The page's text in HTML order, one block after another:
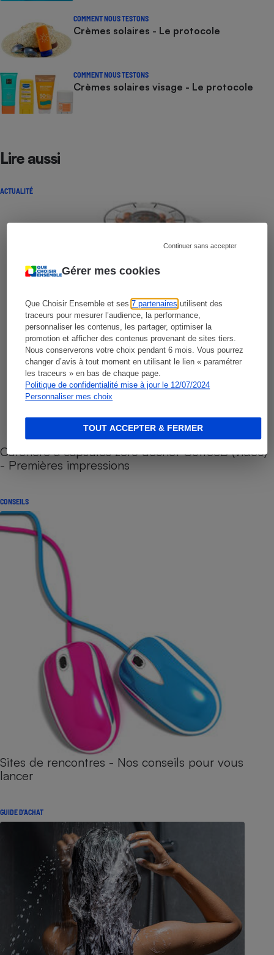
Gérer mes cookies
Que Choisir Ensemble et ses7 partenaires utilisent des
traceurs pour mesurer l’audience, la performance,
personnaliser les contenus, les partager, optimiser la
promotion et afficher des contenus provenant de sites tiers.
Nous conserverons votre choix pendant 6 mois. Vous pourrez
changer d’avis à tout moment en utilisant le lien « paramétrer
les traceurs » en bas de chaque page.
Politique de confidentialité mise à jour le 12/07/2024
Personnaliser mes choix
Continuer sans accepter
TOUT ACCEPTER & FERMER
COMMENT NOUS TESTONS
Crèmes solaires - Le protocole
COMMENT NOUS TESTONS
Crèmes solaires visage - Le protocole
Lire aussi
ACTUALITÉ
Cafetière à capsules zéro déchet CoffeeB (vidéo)
- Premières impressions
CONSEILS
Sites de rencontres - Nos conseils pour vous
lancer
GUIDE D'ACHAT